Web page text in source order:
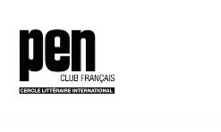
au
contenu